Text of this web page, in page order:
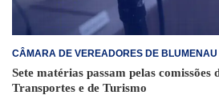
CÂMARA DE VEREADORES DE BLUMENAU
Sete matérias passam pelas comissões
Transportes e de Turismo